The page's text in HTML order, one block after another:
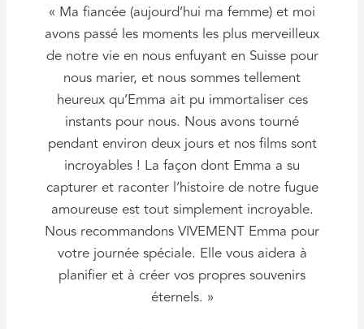
« Ma fiancée (aujourd’hui ma femme) et moi
avons passé les moments les plus merveilleux
de notre vie en nous enfuyant en Suisse pour
nous marier, et nous sommes tellement
heureux qu’Emma ait pu immortaliser ces
instants pour nous. Nous avons tourné
pendant environ deux jours et nos films sont
incroyables ! La façon dont Emma a su
capturer et raconter l’histoire de notre fugue
amoureuse est tout simplement incroyable.
Nous recommandons VIVEMENT Emma pour
votre journée spéciale. Elle vous aidera à
planifier et à créer vos propres souvenirs
éternels. »